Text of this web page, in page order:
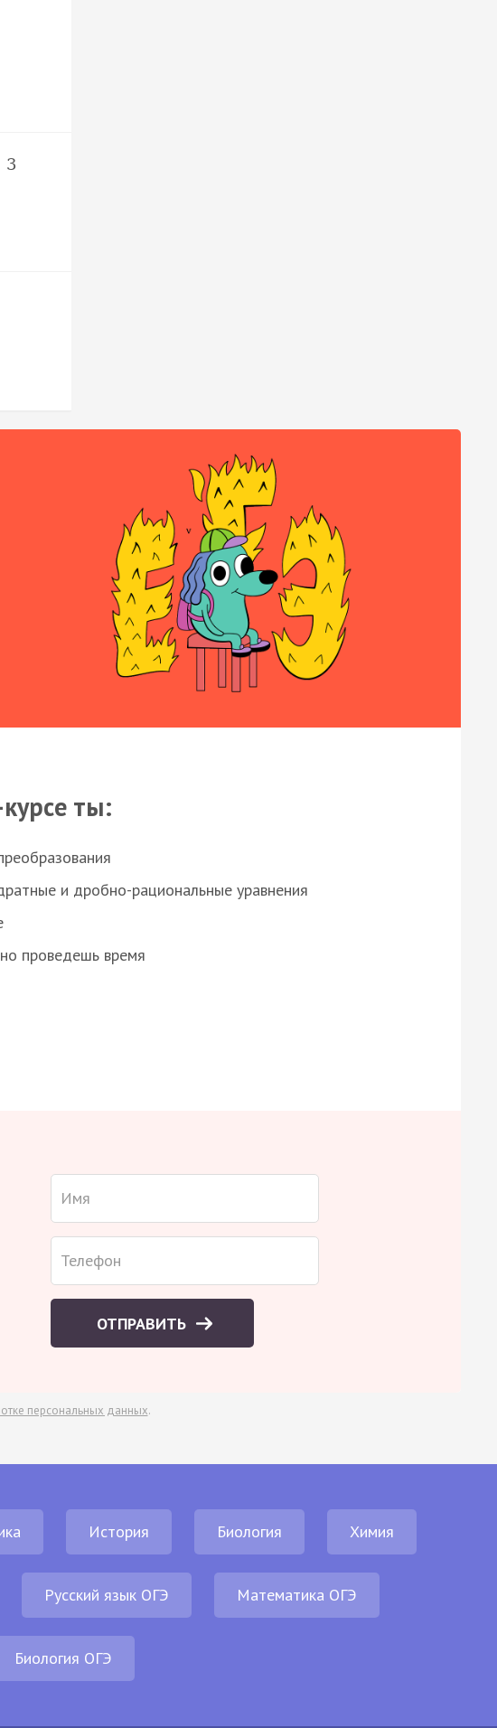
3
ты:
и дробно-рациональные уравнения
проведешь время
ОТПРАВИТЬ
персональных данных.
История Биология Химия
Русский язык ОГЭ Математика ОГЭ
Биология ОГЭ